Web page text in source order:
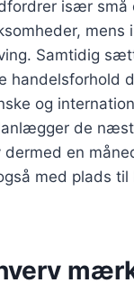
især små
mens
Samtidig
handelsforhold
og
de
dermed en
med plads til